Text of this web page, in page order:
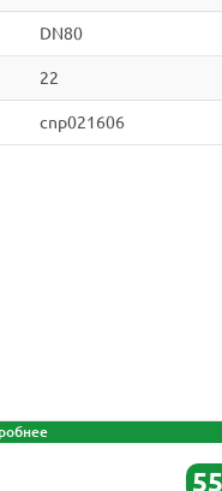
DN80
22
cnp021606